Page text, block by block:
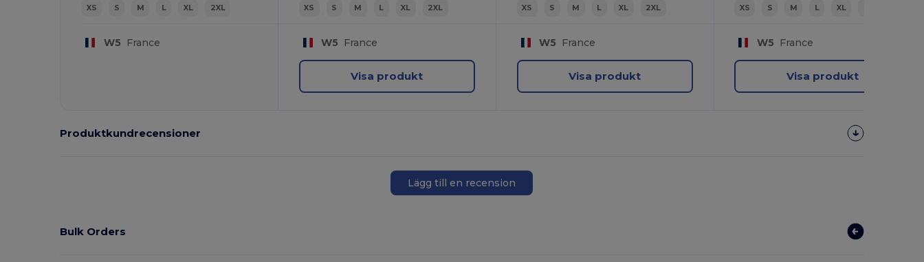
XS S M L XL 2XL
W5 France
XS S M L XL 2XL
W5 France
Visa produkt
XS S M L XL 2XL
W5 France
Visa produkt
XS S M L XL
W5 France
Visa produkt
Produktkundrecensioner
Lägg till en recension
Bulk Orders